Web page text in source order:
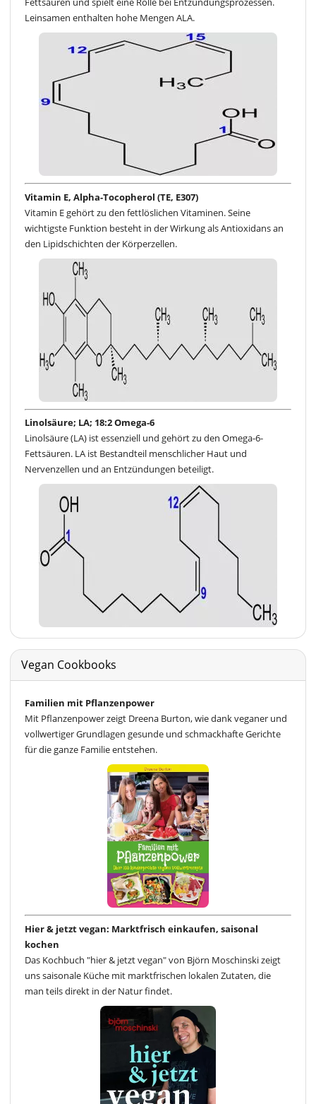
Leinsamen enthalten hohe Mengen ALA.
Vitamin E, Alpha-Tocopherol (TE, E307)
Vitamin E gehört zu den fettlöslichen Vitaminen. Seine
wichtigste Funktion besteht in der Wirkung als Antioxidans an
den Lipidschichten der Körperzellen.
Linolsäure; LA; 18:2 Omega-6
Linolsäure (LA) ist essenziell und gehört zu den Omega-6-
Fettsäuren. LA ist Bestandteil menschlicher Haut und
Nervenzellen und an Entzündungen beteiligt.
Vegan Cookbooks
Familien mit Pflanzenpower
Mit Pflanzenpower zeigt Dreena Burton, wie dank veganer und
vollwertiger Grundlagen gesunde und schmackhafte Gerichte
für die ganze Familie entstehen.
Hier & jetzt vegan: Marktfrisch einkaufen, saisonal
kochen
Das Kochbuch "hier & jetzt vegan" von Björn Moschinski zeigt
uns saisonale Küche mit marktfrischen lokalen Zutaten, die
man teils direkt in der Natur findet.